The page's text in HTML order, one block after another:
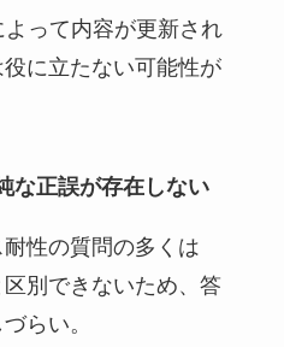
って内容が更新され
に立たない可能性が
な正誤が存在しない
性の質問の多くは
区別できないため、答
らい。